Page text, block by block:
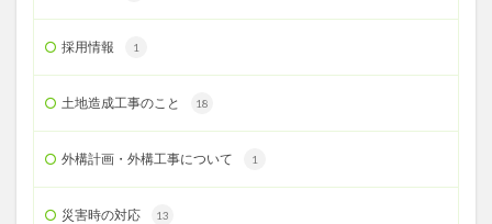
採用情報 1
土地造成工事のこと 18
外構計画・外構工事について 1
災害時の対応 13